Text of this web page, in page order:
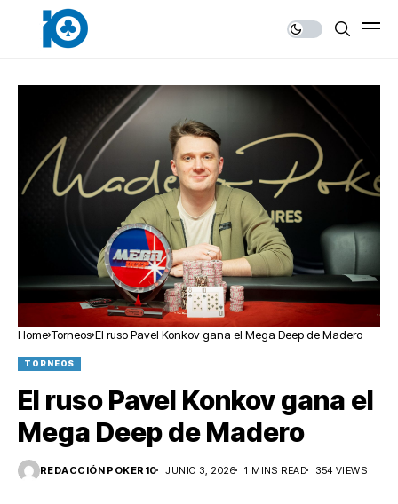
Home Torneos El ruso Pavel Konkov gana el Mega Deep de Madero
TORNEOS
El ruso Pavel Konkov gana el
Mega Deep de Madero
REDACCIÓN POKER10 JUNIO 3, 2026 1 MINS READ 354 VIEWS